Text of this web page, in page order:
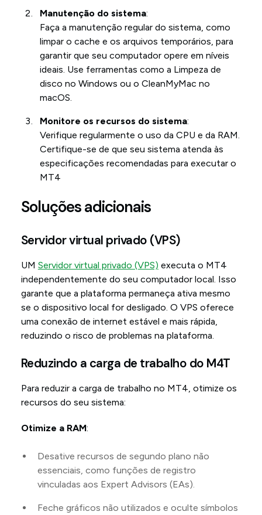
Manutenção do sistema:
Faça a manutenção regular do sistema, como
limpar o cache e os arquivos temporários, para
garantir que seu computador opere em níveis
ideais. Use ferramentas como a Limpeza de
disco no Windows ou o CleanMyMac no
macOS.
Monitore os recursos do sistema:
Verifique regularmente o uso da CPU e da RAM.
Certifique-se de que seu sistema atenda às
especificações recomendadas para executar o
MT4
Soluções adicionais
Servidor virtual privado (VPS)
UM Servidor virtual privado (VPS) executa o MT4
independentemente do seu computador local. Isso
garante que a plataforma permaneça ativa mesmo
se o dispositivo local for desligado. O VPS oferece
uma conexão de internet estável e mais rápida,
reduzindo o risco de problemas na plataforma.
Reduzindo a carga de trabalho do M4T
Para reduzir a carga de trabalho no MT4, otimize os
recursos do seu sistema:
Otimize a RAM:
Desative recursos de segundo plano não
essenciais, como funções de registro
vinculadas aos Expert Advisors (EAs).
Feche gráficos não utilizados e oculte símbolos